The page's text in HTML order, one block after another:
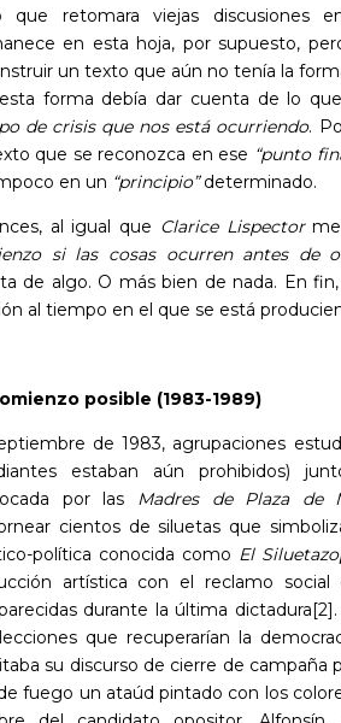
que retomara viejas discusiones
en esta hoja, por supuesto,
un texto que aún no tenía la
forma debía dar cuenta de lo
de crisis que nos está ocurriendo.
que se reconozca en ese “punto
en un “principio”determinado.
al igual que Clarice Lispectorme
si las cosas ocurren antes de
de algo. O más bien de nada. En
al tiempo en el que se está
posible (1983-1989)
de 1983, agrupaciones
estaban aún prohibidos)
por las Madres de Plaza de
cientos de siluetas que
política conocida como El Siluetazo
artística con el reclamo
durante la última dictadura[2]
que recuperarían la
su discurso de cierre de campaña
fuego un ataúd pintado con los